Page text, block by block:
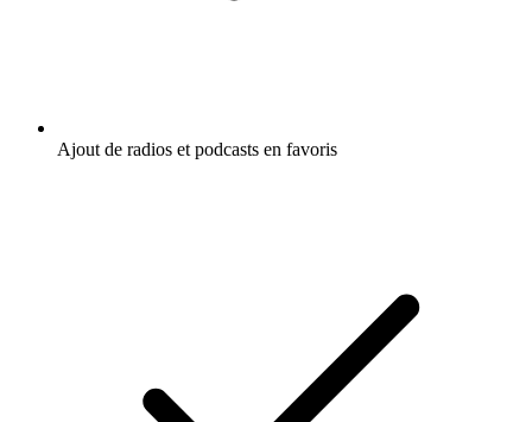
Ajout de radios et podcasts en favoris